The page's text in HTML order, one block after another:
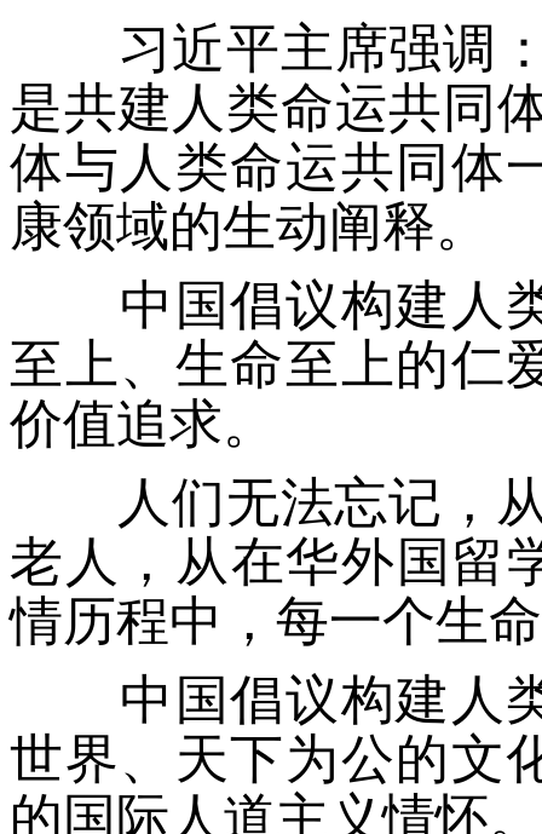
习近平主席强调：
是共建人类命运共同
体与人类命运共同体
康领域的生动阐释。
中国倡议构建人类
至上、生命至上的仁
价值追求。
人们无法忘记，从
老人，从在华外国
情历程中，每一个生
中国倡议构建人类
世界、天下为公的文
的国际人道主义情怀。